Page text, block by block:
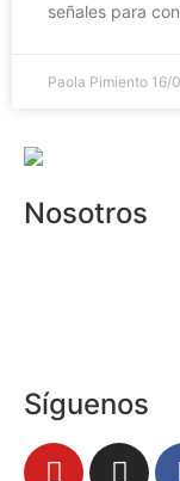
señales para
Paola Pimiento 16/
Nosotros
Síguenos